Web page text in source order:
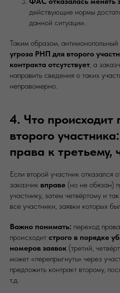
действующие нормы
данной ситуации.
Таким образом, антимонопольный
угроза РНП для второго
контракта отсутствует, а
направить сведения о таких
неправомерно.
4. Что происходит
второго
права к третьему,
Если второй участник отказался
заказчик вправе (но не обязан)
участнику, затем четвёртому и
все участники, заявки которых
Важно понимать: переход
происходит строго в порядке
номеров заявок (третий,
может «перепрыгнуть» через
предложить контракт второму,
т.д.